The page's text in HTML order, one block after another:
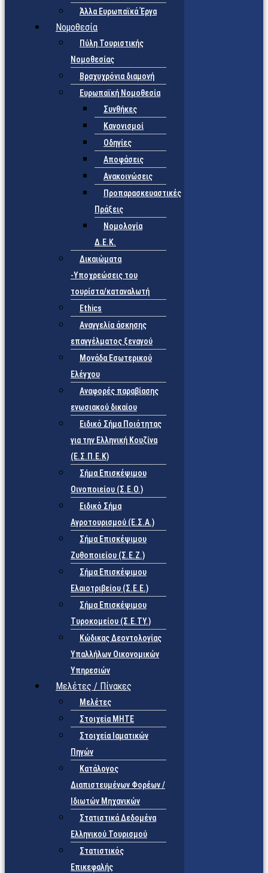
Άλλα Ευρωπαϊκά Έργα
Νομοθεσία
Πύλη Τουριστικής
Νομοθεσίας
Βραχυχρόνια διαμονή
Ευρωπαϊκή Νομοθεσία
Συνθήκες
Κανονισμοί
Οδηγίες
Αποφάσεις
Ανακοινώσεις
Προπαρασκευαστικές
Πράξεις
Νομολογία
Δ.Ε.Κ.
Δικαιώματα
-Υποχρεώσεις του
τουρίστα/καταναλωτή
Ethics
Αναγγελία άσκησης
επαγγέλματος ξεναγού
Μονάδα Εσωτερικού
Ελέγχου
Αναφορές παραβίασης
ενωσιακού δικαίου
Ειδικό Σήμα Ποιότητας
για την Ελληνική Κουζίνα
(Ε.Σ.Π.Ε.Κ)
Σήμα Επισκέψιμου
Οινοποιείου (Σ.Ε.Ο.)
Ειδικό Σήμα
Αγροτουρισμού (Ε.Σ.Α.)
Σήμα Επισκέψιμου
Ζυθοποιείου (Σ.Ε.Ζ.)
Σήμα Επισκέψιμου
Ελαιοτριβείου (Σ.Ε.Ε.)
Σήμα Επισκέψιμου
Τυροκομείου (Σ.Ε.TY.)
Κώδικας Δεοντολογίας
Υπαλλήλων Οικονομικών
Υπηρεσιών
Μελέτες / Πίνακες
Μελέτες
Στοιχεία ΜΗΤΕ
Στοιχεία Ιαματικών
Πηγών
Κατάλογος
Διαπιστευμένων Φορέων /
Ιδιωτών Μηχανικών
Στατιστικά Δεδομένα
Ελληνικού Τουρισμού
Στατιστικός
Επικεφαλής